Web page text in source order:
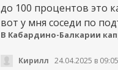
до 100 процентов это
вот у мня соседи по
Кирилл 24.04.2025 в 09:05